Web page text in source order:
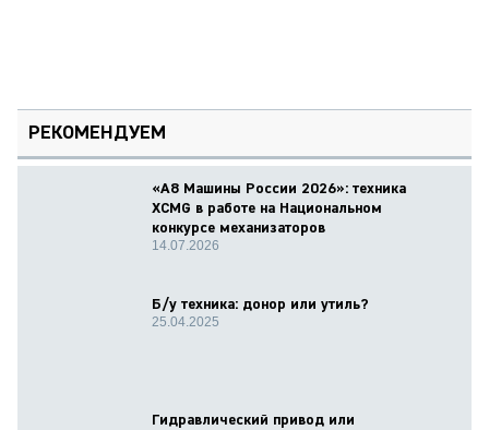
РЕКОМЕНДУЕМ
«А8 Машины России 2026»: техника
XCMG в работе на Национальном
конкурсе механизаторов
14.07.2026
Б/у техника: донор или утиль?
25.04.2025
Гидравлический привод или